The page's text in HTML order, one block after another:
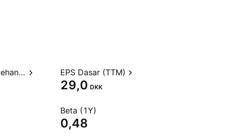
Rasio Harga terhadap Perolehan (TTM) EPS Dasar (TTM)
29,0 DKK
Beta (1Y)
0,48